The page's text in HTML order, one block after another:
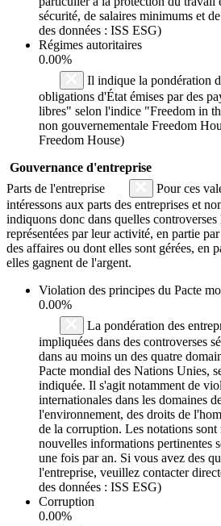
sécurité, de salaires minimums et
des données : ISS ESG)
Régimes autoritaires
0.00%
Il indique la pondération
obligations d'État émises par des
libres" selon l'indice "Freedom in
non gouvernementale Freedom
Freedom House)
Gouvernance d'entreprise
Parts de l'entreprise
Pour ces
intéressons aux parts des entreprises et
indiquons donc dans quelles controverses
représentées par leur activité, en partie
des affaires ou dont elles sont gérées, en
elles gagnent de l'argent.
Violation des principes du Pacte
0.00%
La pondération des
impliquées dans des controverses
dans au moins un des quatre
Pacte mondial des Nations Unies,
indiquée. Il s'agit notamment de
internationales dans les domaines
l'environnement, des droits de
de la corruption. Les notations sont
nouvelles informations pertinentes
une fois par an. Si vous avez des
l'entreprise, veuillez contacter
des données : ISS ESG)
Corruption
0.00%